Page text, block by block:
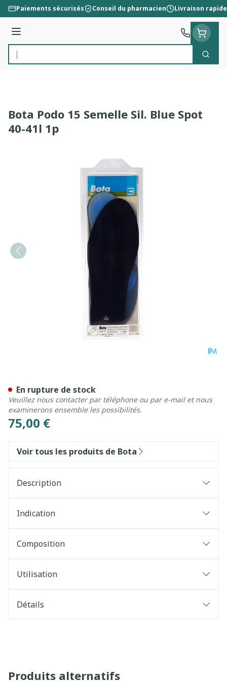
Aller au contenu
Paiements sécurisés Conseil du pharmacien Livraison rapide
Menu
Rechercher
Bota Podo 15 Semelle Sil. Blue Spot
40-41l 1p
75,00 €
En rupture de stock
Veuillez nous contacter par téléphone ou par e-mail et nous
examinerons ensemble les possibilités.
Voir tous les produits de Bota
Description
Indication
Composition
Utilisation
Détails
Produits alternatifs